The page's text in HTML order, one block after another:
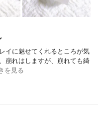
イに魅せてくれるところが気
崩れはしますが、崩れても綺
を見る